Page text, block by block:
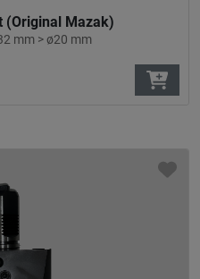
(Original Mazak)
mm > ø20 mm